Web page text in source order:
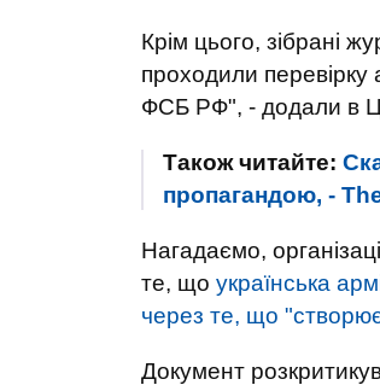
Крім цього, зібрані
проходили перевірку
ФСБ РФ", - додали в
Також читайте:
пропагандою, -
Нагадаємо,
те, що українська
через те, що
Документ